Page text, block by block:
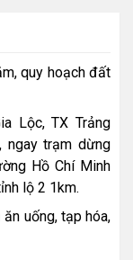
quy hoạch đất
Lộc, TX Trảng
ngay trạm dừng
Hồ Chí Minh
lộ 2 1km.
uống, tạp hóa,